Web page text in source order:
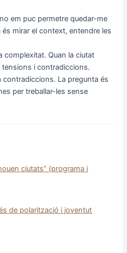
em puc permetre quedar-me
és mirar el context, entendre les
complexitat. Quan la ciutat
tensions i contradiccions.
contradiccions. La pregunta és
per treballar-les sense
ciutats” (programa i
de polarització i joventut